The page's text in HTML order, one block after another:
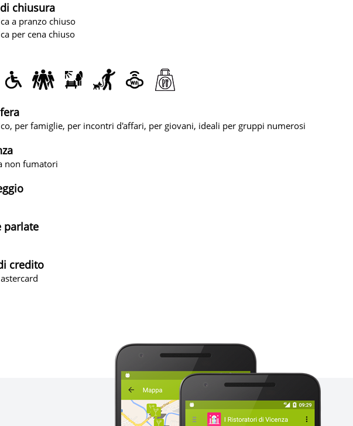
chiusura
a pranzo chiuso
per cena chiuso
per famiglie, per incontri d'affari, per giovani, ideali per gruppi numerosi
non fumatori
parlate
credito